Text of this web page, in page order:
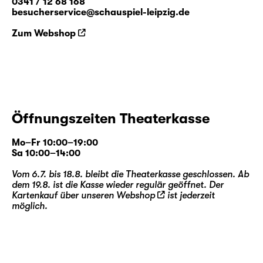
our Neighbours“ von Gob Squad wird das
Festival eröffnen – umrahmt von Konzerten
der Brazzbanditen und der Big Band
vielfältige Verbindungen in das Leipziger
Umland. So ist die Stadt Wurzen ein weiteres
Programmzentrum, ergänzt um
Veranstaltungen in Kitzscher, Pegau,
Die Leipziger Festivalausgabe setzt sich 80
Jahre nach Ende des 2. Weltkriegs, 35 Jahre
besucherservice@schauspiel-leipzig.de
Zum Webshop
Öffnungszeiten Theaterkasse
Mo–Fr 10:00–19:00
Sa 10:00–14:00
Vom 6.7. bis 18.8. bleibt die Theaterkasse geschlossen. Ab
dem 19.8. ist die Kasse wieder regulär geöffnet. Der
Kartenkauf über unseren Webshop
ist jederzeit
möglich.